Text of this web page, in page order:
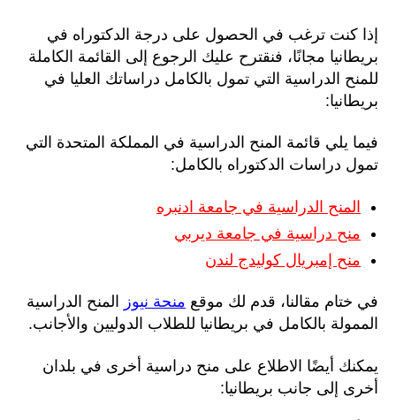
إذا كنت ترغب في الحصول على درجة الدكتوراه في
بريطانيا مجانًا، فنقترح عليك الرجوع إلى القائمة الكاملة
للمنح الدراسية التي تمول بالكامل دراساتك العليا في
بريطانيا:
فيما يلي قائمة المنح الدراسية في المملكة المتحدة التي
تمول دراسات الدكتوراه بالكامل:
المنح الدراسية في جامعة ادنبره
منح دراسية في جامعة ديربي
منح إمبريال كوليدج لندن
في ختام مقالنا، قدم ​​لك موقع منحة نيوز
المنح الدراسية
الممولة بالكامل في بريطانيا للطلاب الدوليين والأجانب.
يمكنك أيضًا الاطلاع على منح دراسية أخرى في بلدان
أخرى إلى جانب بريطانيا: